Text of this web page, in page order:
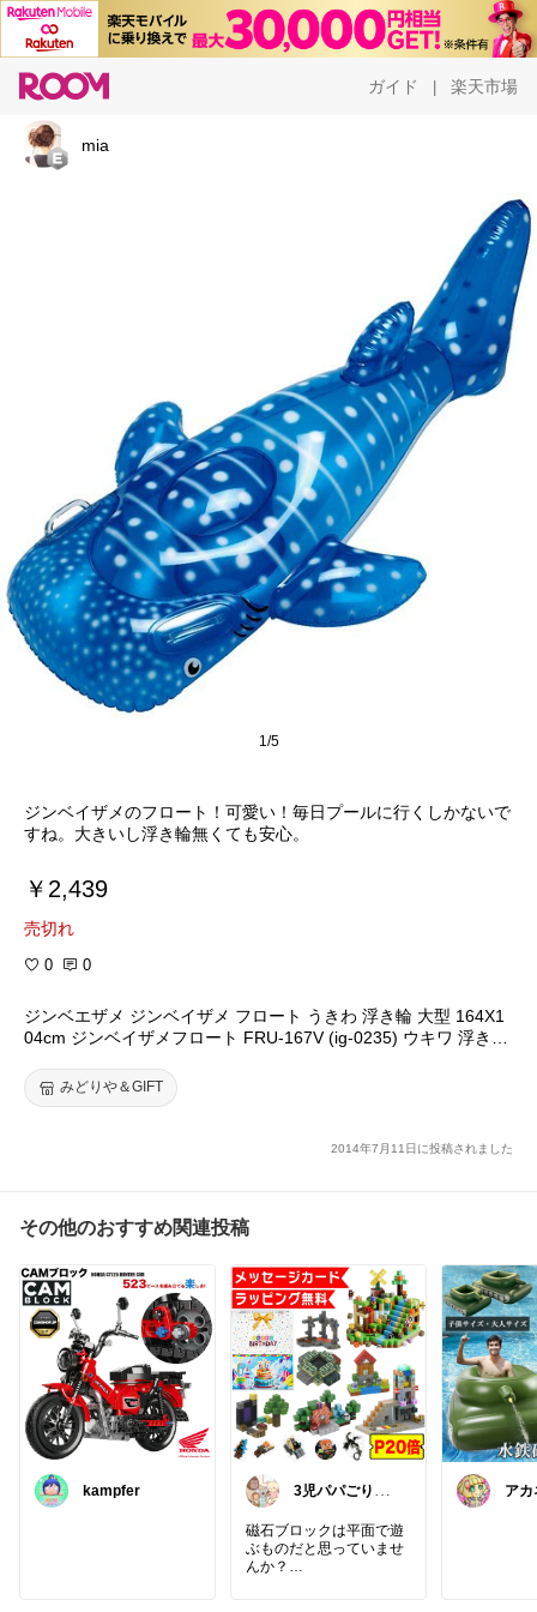
ガイド 楽天市場
mia
1/5
ジンベイザメのフロート！可愛い！毎日プールに行くしかないで
すね。大きいし浮き輪無くても安心。
￥2,439
売切れ
0 0
ジンベエザメ ジンベイザメ フロート うきわ 浮き輪 大型 164X1
04cm ジンベイザメフロート FRU-167V (ig-0235) ウキワ 浮き具
ベイザメをリアルに再現したユニークなフロートです。
みどりや＆GIFT
2014年7月11日に投稿されました
その他のおすすめ関連投稿
kampfer
3児パパごりら
ROOM
磁石ブロックは平面で遊
ぶものだと思っていませ
んか？
ア